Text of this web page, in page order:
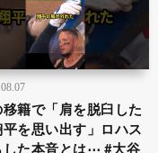
籍で「肩を脱臼した
平を思い出す」ロハス
した本音とは⋯ #大谷